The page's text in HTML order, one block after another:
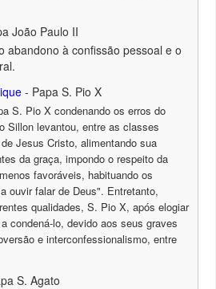
João Paulo II
abandono à confissão pessoal e o
- Papa S. Pio X
S. Pio X condenando os erros do
Sillon levantou, entre as classes
Jesus Cristo, alimentando sua
da graça, impondo o respeito da
favoráveis, habituando os
ouvir falar de Deus". Entretanto,
qualidades, S. Pio X, após elogiar
condená-lo, devido aos seus graves
e interconfessionalismo, entre
S. Agato